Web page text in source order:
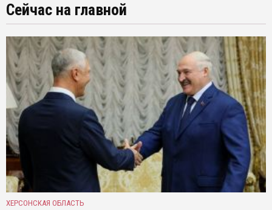
Сейчас на главной
ХЕРСОНСКАЯ ОБЛАСТЬ